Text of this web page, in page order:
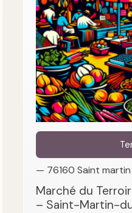
— 76160 Saint
Marché du
– Saint-Martin-